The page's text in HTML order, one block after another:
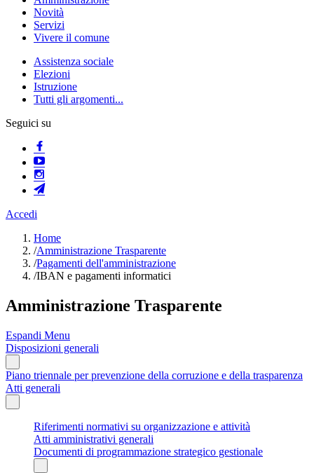
Novità
Servizi
Vivere il comune
Assistenza sociale
Elezioni
Istruzione
Tutti gli argomenti...
Seguici su
Accedi
Home
/Amministrazione Trasparente
/Pagamenti dell'amministrazione
/IBAN e pagamenti informatici
Amministrazione Trasparente
Espandi Menu
Disposizioni generali
Piano triennale per prevenzione della corruzione e della trasparenza
Atti generali
Riferimenti normativi su organizzazione e attività
Atti amministrativi generali
Documenti di programmazione strategico gestionale